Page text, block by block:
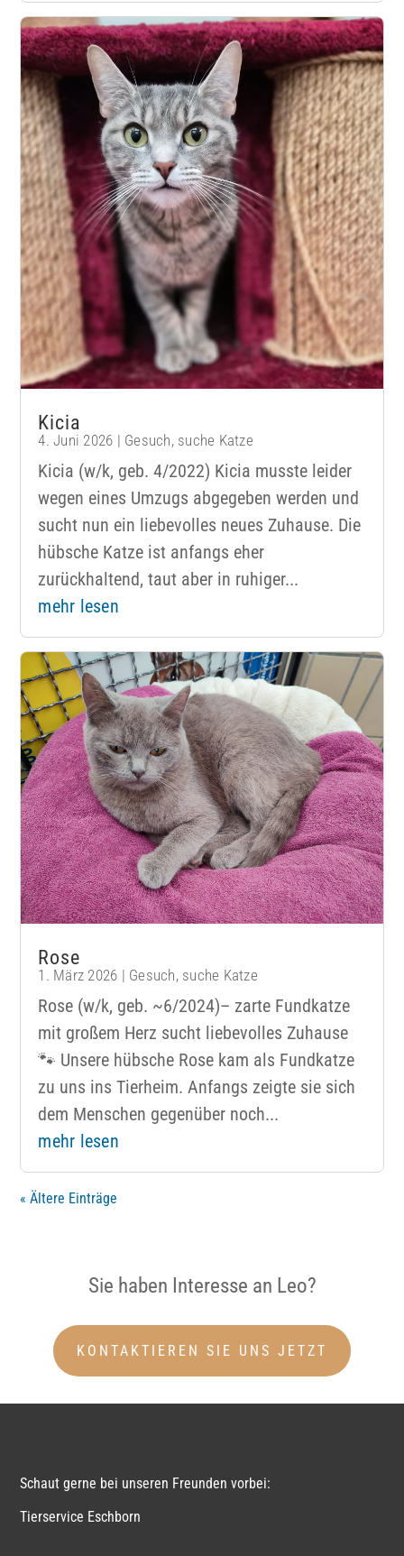
Kicia
4. Juni 2026 | Gesuch, suche Katze
Kicia (w/k, geb. 4/2022) Kicia musste leider
wegen eines Umzugs abgegeben werden und
sucht nun ein liebevolles neues Zuhause. Die
hübsche Katze ist anfangs eher
zurückhaltend, taut aber in ruhiger...
mehr lesen
Rose
1. März 2026 | Gesuch, suche Katze
Rose (w/k, geb. ~6/2024)– zarte Fundkatze
mit großem Herz sucht liebevolles Zuhause
🐾 Unsere hübsche Rose kam als Fundkatze
zu uns ins Tierheim. Anfangs zeigte sie sich
dem Menschen gegenüber noch...
mehr lesen
« Ältere Einträge
Sie haben Interesse an Leo?
KONTAKTIEREN SIE UNS JETZT
Schaut gerne bei unseren Freunden vorbei:
Tierservice Eschborn